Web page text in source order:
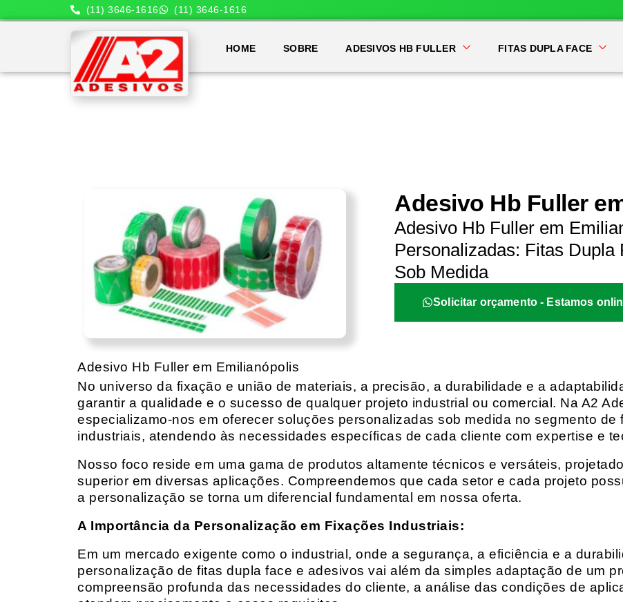
(11) 3646-1616 (11) 3646-1616
HOME SOBRE ADESIVOS HB FULLER FITAS DUPLA FACE
Adesivo Hb Fuller
Adesivo Hb Fuller em
Personalizadas: Fitas
Sob Medida
Solicitar orçamento - Estamos
Adesivo Hb Fuller em Emilianópolis
No universo da fixação e união de materiais, a precisão, a durabilidade e a
garantir a qualidade e o sucesso de qualquer projeto industrial ou comercial. Na A2
especializamo-nos em oferecer soluções personalizadas sob medida no segmento de
industriais, atendendo às necessidades específicas de cada cliente com expertise e
Nosso foco reside em uma gama de produtos altamente técnicos e versáteis,
superior em diversas aplicações. Compreendemos que cada setor e cada projeto
a personalização se torna um diferencial fundamental em nossa oferta.
A Importância da Personalização em Fixações Industriais:
Em um mercado exigente como o industrial, onde a segurança, a eficiência e a
personalização de fitas dupla face e adesivos vai além da simples adaptação de um
compreensão profunda das necessidades do cliente, a análise das condições de